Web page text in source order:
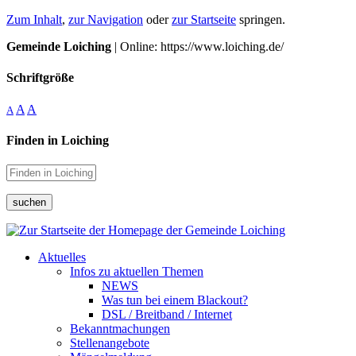
Zum Inhalt, zur Navigation oderzur Startseite springen.
Gemeinde Loiching | Online: https://www.loiching.de/
Schriftgröße
A A A
Finden in Loiching
suchen
Aktuelles
Infos zu aktuellen Themen
NEWS
Was tun bei einem Blackout?
DSL / Breitband / Internet
Bekanntmachungen
Stellenangebote